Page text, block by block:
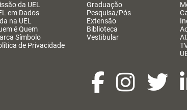
da UEL
em Dados
na UEL
é Quem
Símbolo
de Privacidade
Graduação
Pesquisa/Pós
Extensão
Biblioteca
Vestibular